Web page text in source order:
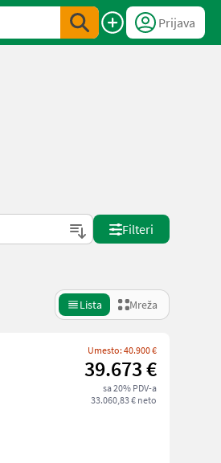
Prijava
Filteri
Lista Mreža
Umesto: 40.900 €
39.673 €
sa 20% PDV-a
33.060,83 € neto